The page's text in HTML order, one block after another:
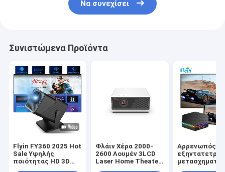
Να συνεχίσει
Συνιστώμενα Προϊόντα
Flyin FY360 2025 Hot
Sale Υψηλής
ποιότητας HD 3D
Φλάιν Χέρα 2000-
2600 Λουμέν 3LCD
Laser Home Theater
Αρρενωπός